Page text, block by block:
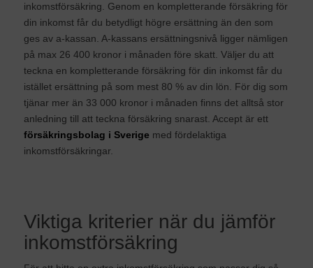
inkomstförsäkring . Genom en kompletterande försäkring för
din inkomst får du betydligt högre ersättning än den som
ges av a-kassan. A-kassans ersättningsnivå ligger nämligen
på max 26 400 kronor i månaden före skatt. Väljer du att
teckna en kompletterande försäkring för din inkomst får du
istället ersättning på som mest 80 % av din lön. För dig som
tjänar mer än 33 000 kronor i månaden finns det alltså stor
anledning till att teckna försäkring snarast. Accept är ett
försäkringsbolag i Sverige med fördelaktiga
inkomstförsäkringar.
Viktiga kriterier när du jämför
inkomstförsäkring